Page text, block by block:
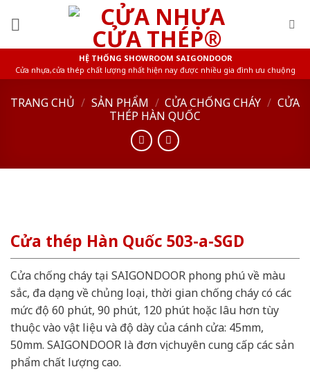
HỆ THỐNG SHOWROOM SAIGONDOOR
Cửa nhựa,cửa thép chất lượng nhất hiện nay được nhiều gia đình ưu chuộng
TRANG CHỦ / SẢN PHẨM / CỬA CHỐNG CHÁY / CỬA
THÉP HÀN QUỐC
Cửa thép Hàn Quốc 503-a-SGD
Cửa chống cháy tại SAIGONDOOR phong phú về màu
sắc, đa dạng về chủng loại, thời gian chống cháy có các
mức độ 60 phút, 90 phút, 120 phút hoặc lâu hơn tùy
thuộc vào vật liệu và độ dày của cánh cửa: 45mm,
50mm. SAIGONDOOR là đơn vị chuyên cung cấp các sản
phẩm chất lượng cao.